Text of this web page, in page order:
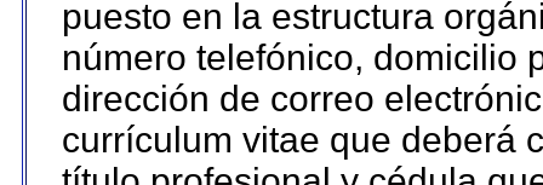
puesto en la estructura
número telefónico, domicilio
dirección de correo
currículum vitae que deberá